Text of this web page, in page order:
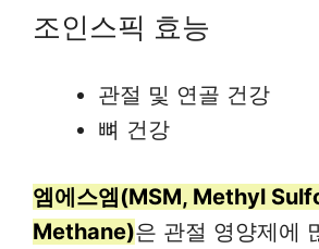
조인스픽 효능
관절 및 연골 건강
뼈 건강
엠에스엠(MSM, Methyl
Methane)은 관절 영양제에